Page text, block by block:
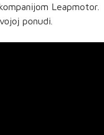
Leapmotor.
ponudi.